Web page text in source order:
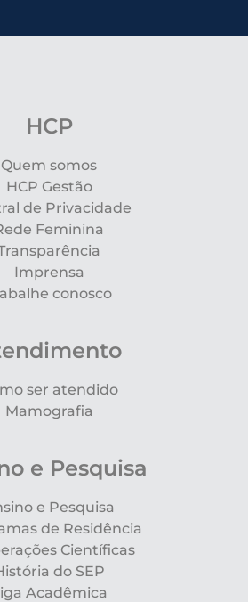
HCP
Quem somos
HCP Gestão
de Privacidade
Feminina
Imprensa
conosco
ser atendido
Mamografia
e Pesquisa
e Pesquisa
de Residência
Científicas
do SEP
Acadêmica